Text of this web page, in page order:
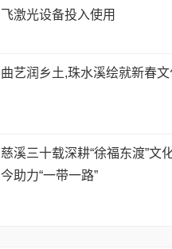
飞激光设备投入使用
曲艺润乡土,珠水溪绘就新春
慈溪三十载深耕“徐福东渡”文
今助力“一带一路”